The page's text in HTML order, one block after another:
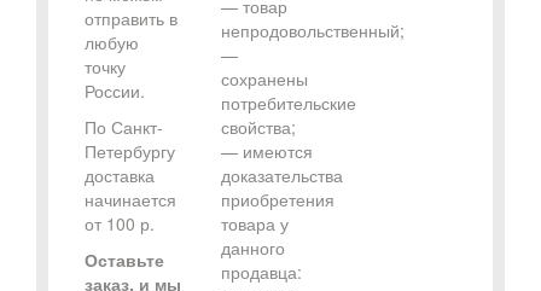
отправить в
любую
точку
России.
По Санкт-
Петербургу
доставка
начинается
от 100 р.
Оставьте
заказ, и мы
— товар
непродовольственный;
—
сохранены
потребительские
свойства;
— имеются
доказательства
приобретения
товара у
данного
продавца: